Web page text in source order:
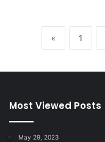
« 1
Most Viewed Posts
May 29, 2023